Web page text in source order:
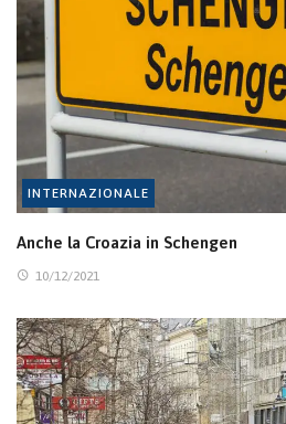
INTERNAZIONALE
Anche la Croazia in Schengen
10/12/2021